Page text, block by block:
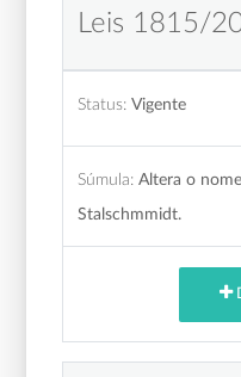
Leis 1815/
Status: Vigente
Súmula: Altera o
Stalschmmidt.